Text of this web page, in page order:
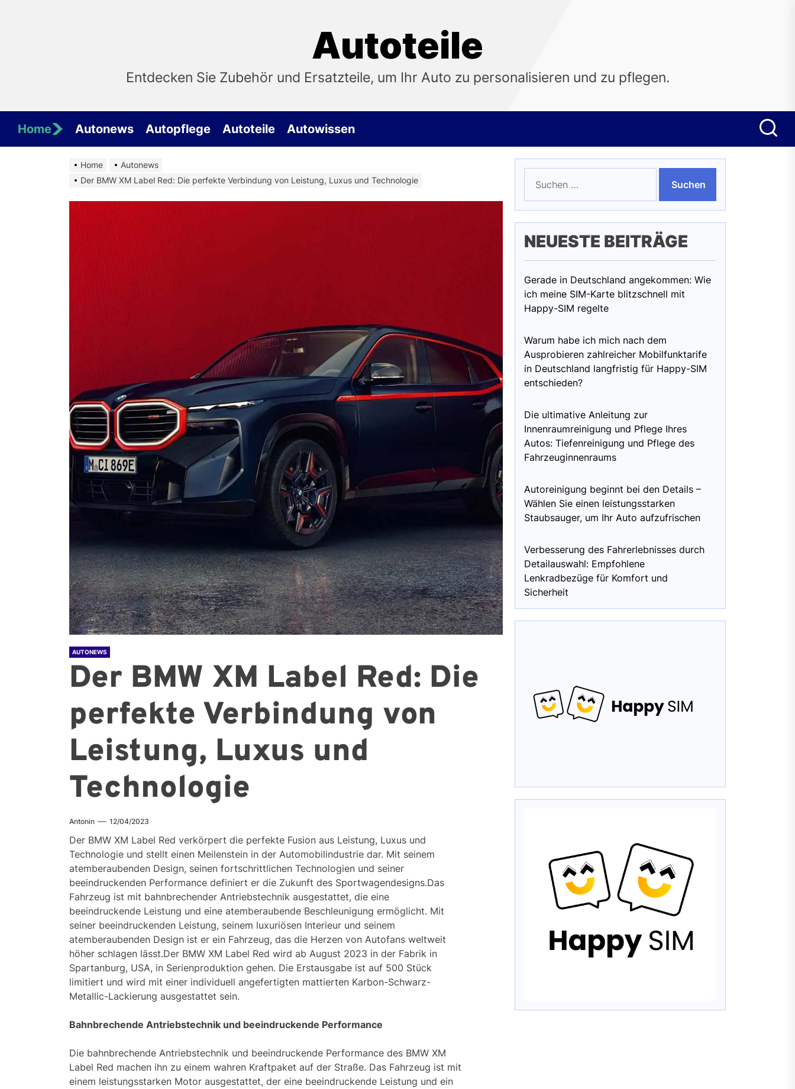
Autoteile
Entdecken Sie Zubehör und Ersatzteile, um Ihr Auto zu personalisieren und zu pflegen.
Home Autonews Autopflege Autoteile Autowissen
Home
Autonews
Der BMW XM Label Red: Die perfekte Verbindung von Leistung, Luxus und Technologie
AUTONEWS
Der BMW XM Label Red: Die
perfekte Verbindung von
Leistung, Luxus und
Technologie
Antonin 12/04/2023
Der BMW XM Label Red verkörpert die perfekte Fusion aus Leistung, Luxus und
Technologie und stellt einen Meilenstein in der Automobilindustrie dar. Mit seinem
atemberaubenden Design, seinen fortschrittlichen Technologien und seiner
beeindruckenden Performance definiert er die Zukunft des Sportwagendesigns.Das
Fahrzeug ist mit bahnbrechender Antriebstechnik ausgestattet, die eine
beeindruckende Leistung und eine atemberaubende Beschleunigung ermöglicht. Mit
seiner beeindruckenden Leistung, seinem luxuriösen Interieur und seinem
atemberaubenden Design ist er ein Fahrzeug, das die Herzen von Autofans weltweit
höher schlagen lässt.Der BMW XM Label Red wird ab August 2023 in der Fabrik in
Spartanburg, USA, in Serienproduktion gehen. Die Erstausgabe ist auf 500 Stück
limitiert und wird mit einer individuell angefertigten mattierten Karbon-Schwarz-
Metallic-Lackierung ausgestattet sein.
Bahnbrechende Antriebstechnik und beeindruckende Performance
Die bahnbrechende Antriebstechnik und beeindruckende Performance des BMW XM
Label Red machen ihn zu einem wahren Kraftpaket auf der Straße. Das Fahrzeug ist mit
einem leistungsstarken Motor ausgestattet, der eine beeindruckende Leistung und ein
nach:
NEUESTE BEITRÄGE
Gerade in Deutschland angekommen: Wie
ich meine SIM-Karte blitzschnell mit
Happy-SIM regelte
Warum habe ich mich nach dem
Ausprobieren zahlreicher Mobilfunktarife
in Deutschland langfristig für Happy-SIM
entschieden?
Die ultimative Anleitung zur
Innenraumreinigung und Pflege Ihres
Autos: Tiefenreinigung und Pflege des
Fahrzeuginnenraums
Autoreinigung beginnt bei den Details –
Wählen Sie einen leistungsstarken
Staubsauger, um Ihr Auto aufzufrischen
Verbesserung des Fahrerlebnisses durch
Detailauswahl: Empfohlene
Lenkradbezüge für Komfort und
Sicherheit